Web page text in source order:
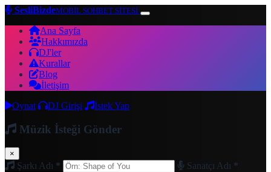
SesliBizdeMOBİL SOHBET SİTESİ
Ana Sayfa
Hakkımızda
DJ'ler
Kurallar
Blog
İletişim
Oynat
DJ Girişi İstek Yap
Müzik İsteği Gönder
×
Şarkı Adı * Sanatçı Adı *